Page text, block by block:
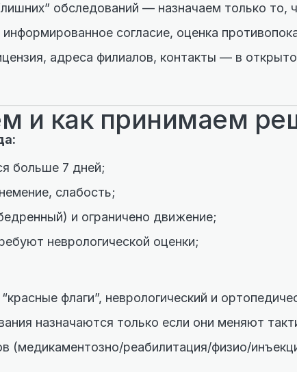
обследований — назначаем только то,
информированное согласие, оценка
адреса филиалов, контакты — в
и как принимаем
больше 7 дней;
слабость;
и ограничено движение;
неврологической оценки;
флаги”, неврологический и
назначаются только если они меняют
(медикаментозно/реабилитация/физио/